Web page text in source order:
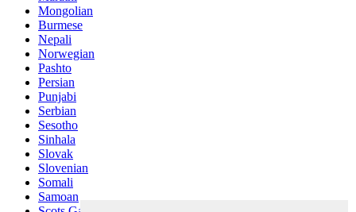
Mongolian
Burmese
Nepali
Norwegian
Pashto
Persian
Punjabi
Serbian
Sesotho
Sinhala
Slovak
Slovenian
Somali
Samoan